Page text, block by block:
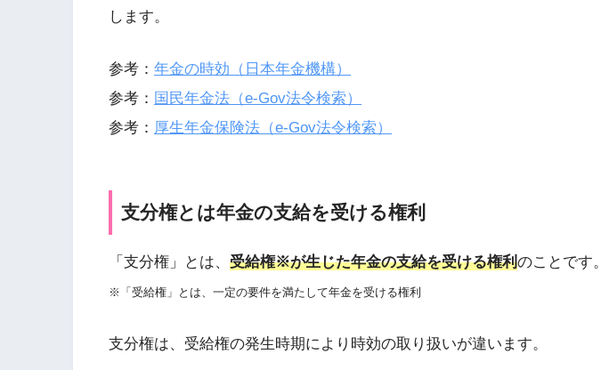
します。
参考： 年金の時効（日本年金機構）
参考： 国民年金法（e-Gov法令検索）
参考： 厚生年金保険法（e-Gov法令検索）
支分権とは年金の支給を受ける権利
「支分権」とは、 受給権※が生じた年金の支給を受ける権利のことです。
※「受給権」とは、一定の要件を満たして年金を受ける権利
支分権は、受給権の発生時期により時効の取り扱いが違います。